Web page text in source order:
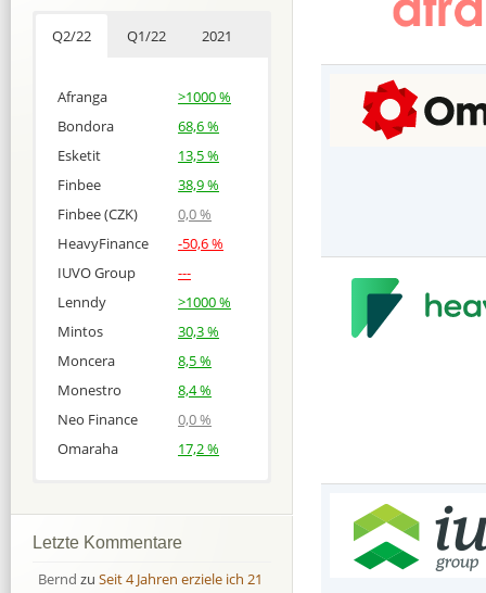
Q2/22 Q1/22 2021
Afranga
>1000 %
Bondora
68,6 %
Esketit
13,5 %
Finbee
38,9 %
Finbee (CZK)
0,0 %
HeavyFinance
-50,6 %
IUVO Group
---
Lenndy
>1000 %
Mintos
30,3 %
Moncera
8,5 %
Monestro
8,4 %
Neo Finance
0,0 %
Omaraha
17,2 %
Bondora
Bondora
Letzte Kommentare
Bernd zu Seit 4 Jahren erziele ich 21